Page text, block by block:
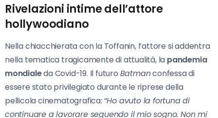
Rivelazioni intime dell’attore
hollywoodiano
Nella chiacchierata con la Toffanin, l’attore si addentra
nella tematica tragicamente di attualità, la pandemia
mondialeda Covid-19. Il futuro Batmanconfessa di
essere stato privilegiato durante le riprese della
pellicola cinematografica: “Ho avuto la fortuna di
continuare a lavorare seguendo il mio sogno. Non mi